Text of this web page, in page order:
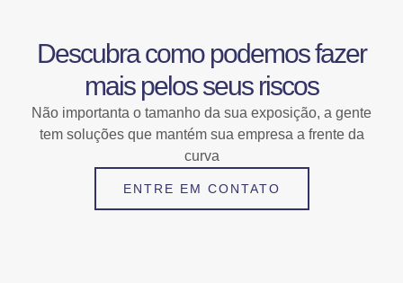
Descubra como podemos fazer
mais pelos seus riscos
Não importanta o tamanho da sua exposição, a gente
tem soluções que mantém sua empresa a frente da
curva
ENTRE EM CONTATO